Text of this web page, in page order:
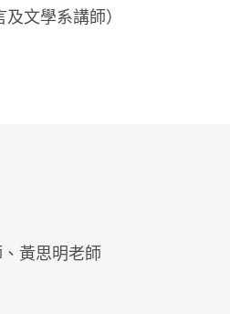
文學系講師）
黃思明老師